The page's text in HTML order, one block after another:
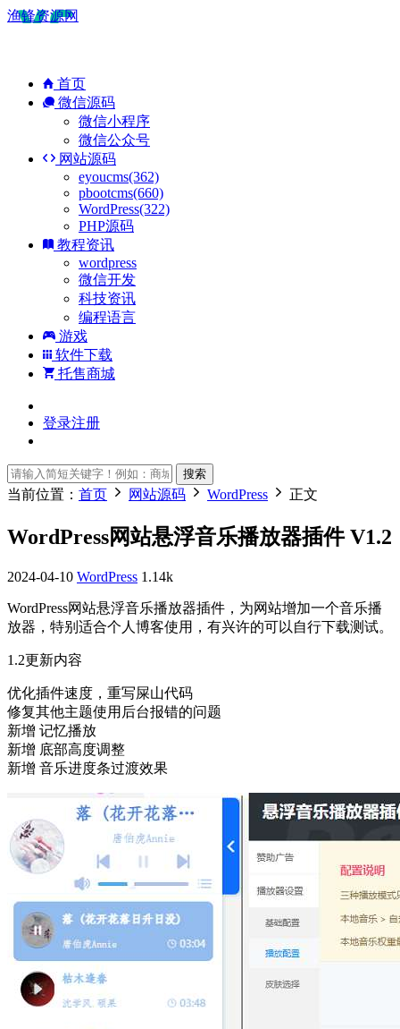
渔锋资源网
首页
微信源码
微信小程序
微信公众号
网站源码
eyoucms(362)
pbootcms(660)
WordPress(322)
PHP源码
教程资讯
wordpress
微信开发
科技资讯
编程语言
游戏
软件下载
托售商城
登录注册
搜索
当前位置： 首页 网站源码 WordPress 正文
WordPress网站悬浮音乐播放器插件 V1.2
2024-04-10 WordPress 1.14k
WordPress网站悬浮音乐播放器插件，为网站增加一个音乐播
放器，特别适合个人博客使用，有兴许的可以自行下载测试。
1.2更新内容
优化插件速度，重写屎山代码
修复其他主题使用后台报错的问题
新增 记忆播放
新增 底部高度调整
新增 音乐进度条过渡效果